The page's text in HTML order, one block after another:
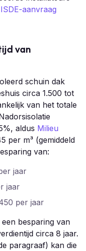
ISDE-aanvraag
van
schuin dak
circa 1.500 tot
van het totale
aldus Milieu
per m³ (gemiddeld
van:
jaar
jaar
per jaar
besparing van
circa 8 jaar.
paragraaf) kan die